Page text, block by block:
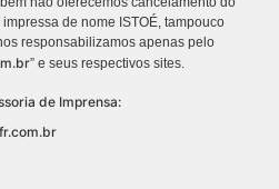
de nome ISTOÉ, tampouco
responsabilizamos apenas pelo
” e seus respectivos sites.
de Imprensa: